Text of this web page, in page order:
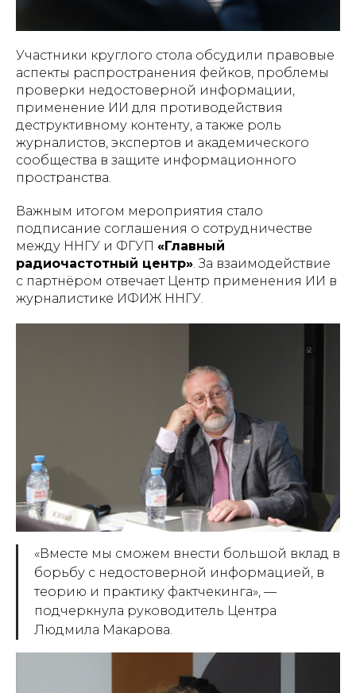
Участники круглого стола обсудили правовые
аспекты распространения фейков, проблемы
проверки недостоверной информации,
применение ИИ для противодействия
деструктивному контенту, а также роль
журналистов, экспертов и академического
сообщества в защите информационного
пространства.
Важным итогом мероприятия стало
подписание соглашения о сотрудничестве
между ННГУ и ФГУП «Главный
радиочастотный центр». За взаимодействие
с партнёром отвечает Центр применения ИИ в
журналистике ИФИЖ ННГУ.
«Вместе мы сможем внести большой вклад в
борьбу с недостоверной информацией, в
теорию и практику фактчекинга», —
подчеркнула руководитель Центра
Людмила Макарова.